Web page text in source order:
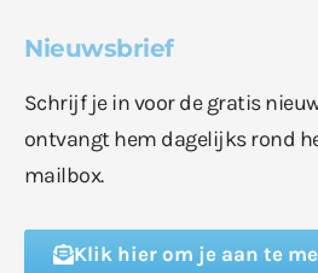
Nieuwsbrief
Schrijf je in voor de gratis
ontvangt hem dagelijks rond
mailbox.
Klik hier om je aan te